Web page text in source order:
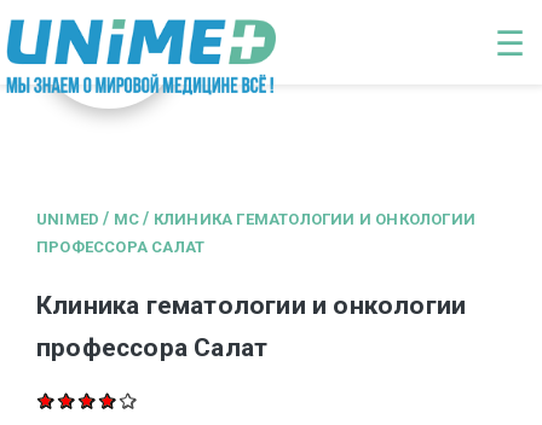
Перейти к основному содержанию
☰
UNIMED / MC / КЛИНИКА ГЕМАТОЛОГИИ И ОНКОЛОГИИ
ПРОФЕССОРА САЛАТ
Клиника гематологии и онкологии
профессора Салат